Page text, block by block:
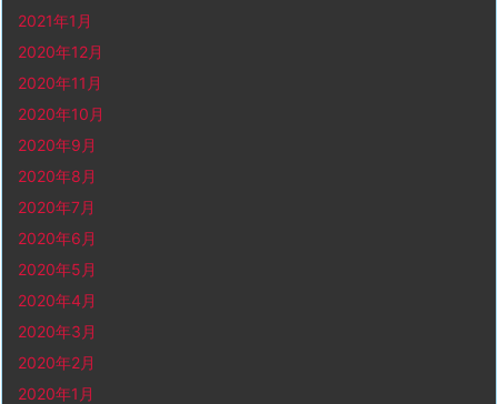
2021年1月
2020年12月
2020年11月
2020年10月
2020年9月
2020年8月
2020年7月
2020年6月
2020年5月
2020年4月
2020年3月
2020年2月
2020年1月